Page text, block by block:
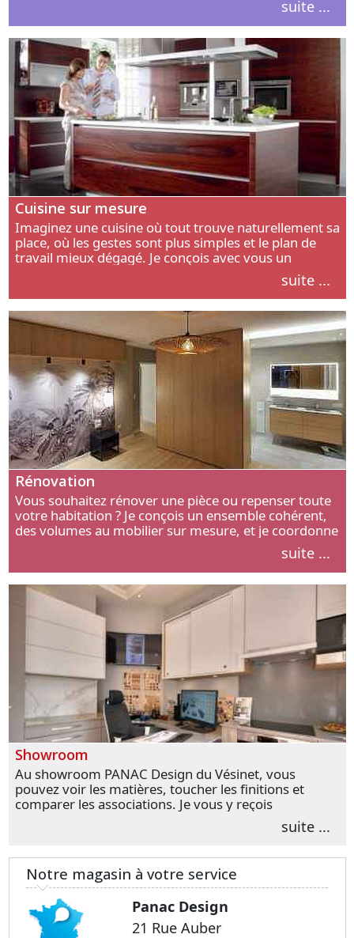
suite ...
Cuisine sur mesure
Imaginez une cuisine où tout trouve naturellement sa
place, où les gestes sont plus simples et le plan de
travail mieux dégagé. Je conçois avec vous un
aménagement adapté à votre manière de cuisiner, de
suite ...
Rénovation
Vous souhaitez rénover une pièce ou repenser toute
votre habitation ? Je conçois un ensemble cohérent,
des volumes au mobilier sur mesure, et je coordonne
suite ...
Showroom
Au showroom PANAC Design du Vésinet, vous
pouvez voir les matières, toucher les finitions et
comparer les associations. Je vous y reçois
personnellement pour parler de votre projet et
transformer vos premières idées en choix plussuite ...
Notre magasin à votre service
Panac Design
21 Rue Auber